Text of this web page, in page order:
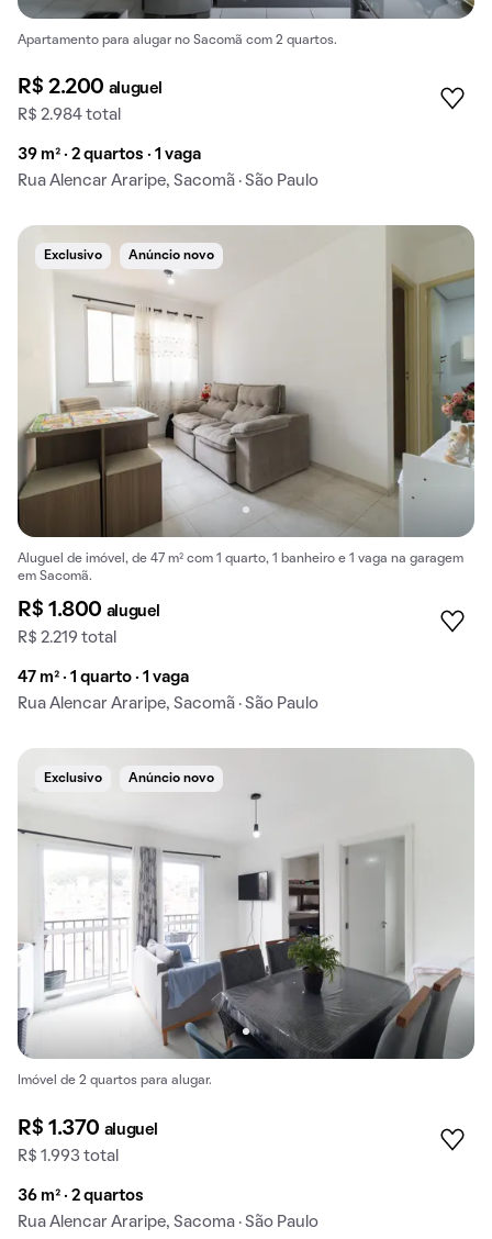
Apartamento para alugar no Sacomã com 2 quartos.
R$ 2.200 aluguel
R$ 2.984 total
39 m² · 2 quartos · 1 vaga
Rua Alencar Araripe, Sacomã · São Paulo
Exclusivo Anúncio novo
Aluguel de imóvel, de 47 m² com 1 quarto, 1 banheiro e 1 vaga na garagem
em Sacomã.
R$ 1.800 aluguel
R$ 2.219 total
47 m² · 1 quarto · 1 vaga
Rua Alencar Araripe, Sacomã · São Paulo
Exclusivo Anúncio novo
Imóvel de 2 quartos para alugar.
R$ 1.370 aluguel
R$ 1.993 total
36 m² · 2 quartos
Rua Alencar Araripe, Sacoma · São Paulo